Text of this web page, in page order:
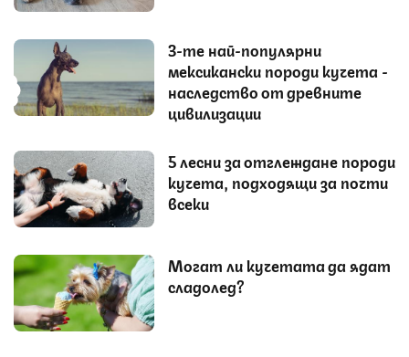
3-те най-популярни
мексикански породи кучета -
наследство от древните
цивилизации
5 лесни за отглеждане породи
кучета, подходящи за почти
всеки
Могат ли кучетата да ядат
сладолед?